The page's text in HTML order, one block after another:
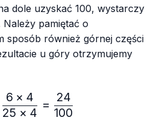
dole uzyskać 100, wystarczy
pamiętać o
sposób również górnej części
u góry otrzymujemy
\frac{6}{25}=\frac{6 ×
25 × 4
6 × 4
=
100
24